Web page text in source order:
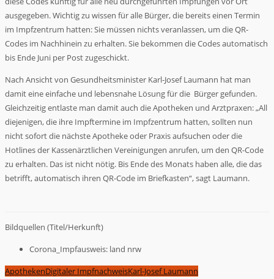
ausgegeben. Wichtig zu wissen für alle Bürger, die bereits einen Termin
im Impfzentrum hatten: Sie müssen nichts veranlassen, um die QR-
Codes im Nachhinein zu erhalten. Sie bekommen die Codes automatisch
bis Ende Juni per Post zugeschickt.
Nach Ansicht von Gesundheitsminister Karl-Josef Laumann hat man
damit eine einfache und lebensnahe Lösung für die Bürger gefunden.
Gleichzeitig entlaste man damit auch die Apotheken und Arztpraxen: „All
diejenigen, die ihre Impftermine im Impfzentrum hatten, sollten nun
nicht sofort die nächste Apotheke oder Praxis aufsuchen oder die
Hotlines der Kassenärztlichen Vereinigungen anrufen, um den QR-Code
zu erhalten. Das ist nicht nötig. Bis Ende des Monats haben alle, die das
betrifft, automatisch ihren QR-Code im Briefkasten“, sagt Laumann.
Bildquellen (Titel/Herkunft)
Corona_Impfausweis: land nrw
ApothekenDigitaler ImpfnachweisKarl-Josef Laumann